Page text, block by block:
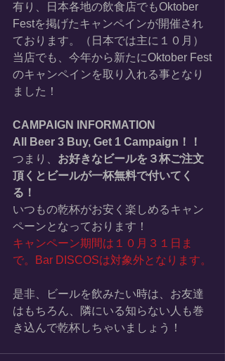
有り、日本各地の飲食店でもOktober
Festを掲げたキャンペインが開催され
ております。（日本では主に１０月）
当店でも、今年から新たにOktober Fest
のキャンペインを取り入れる事となり
ました！
CAMPAIGN INFORMATION
All Beer 3 Buy, Get 1 Campaign！！
つまり、 お好きなビールを３杯ご注文
頂くとビールが一杯無料で付いてく
る！
いつもの乾杯がお安く楽しめるキャン
ペーンとなっております！
キャンペーン期間は１０月３１日ま
で。Bar DISCOSは対象外となります。
是非、ビールを飲みたい時は、お友達
はもちろん、隣にいる知らない人も巻
き込んで乾杯しちゃいましょう！